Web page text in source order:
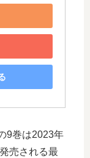
9巻は2023年
売される最